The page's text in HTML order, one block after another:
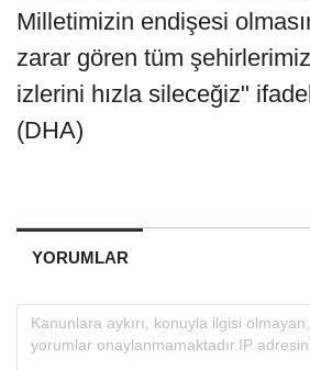
Milletimizin endişesi
zarar gören tüm
izlerini hızla sileceğiz"
(DHA)
YORUMLAR